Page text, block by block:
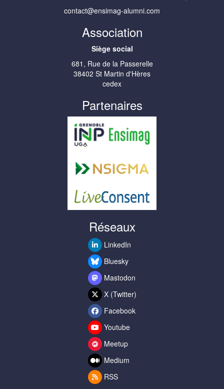
contact@ensimag-alumni.com
Association
Siège social
681, Rue de la Passerelle
38402 St Martin d'Hères
cedex
Partenaires
Réseaux
LinkedIn
Bluesky
Mastodon
X (Twitter)
Facebook
Youtube
Meetup
Medium
RSS